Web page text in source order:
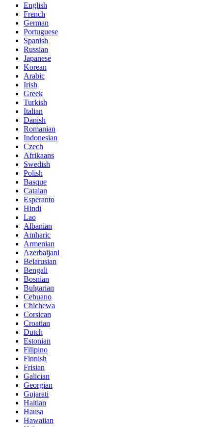
English
French
German
Portuguese
Spanish
Russian
Japanese
Korean
Arabic
Irish
Greek
Turkish
Italian
Danish
Romanian
Indonesian
Czech
Afrikaans
Swedish
Polish
Basque
Catalan
Esperanto
Hindi
Lao
Albanian
Amharic
Armenian
Azerbaijani
Belarusian
Bengali
Bosnian
Bulgarian
Cebuano
Chichewa
Corsican
Croatian
Dutch
Estonian
Filipino
Finnish
Frisian
Galician
Georgian
Gujarati
Haitian
Hausa
Hawaiian